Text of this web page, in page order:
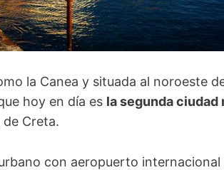
la Canea y situada al noroeste
hoy en día es la segunda ciudad
Creta.
con aeropuerto